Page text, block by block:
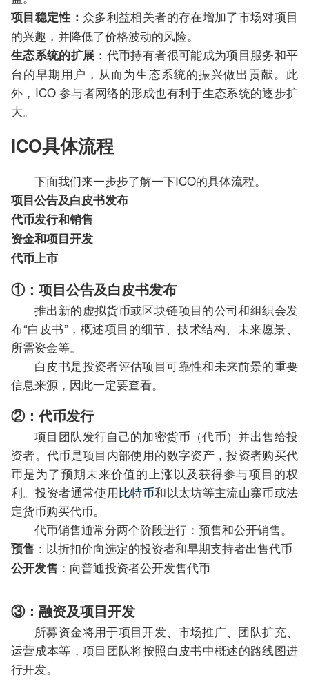
项目稳定性：众多利益相关者的存在增加了市场对项目
的兴趣，并降低了价格波动的风险。
生态系统的扩展 ：代币持有者很可能成为项目服务和平
台的早期用户，从而为生态系统的振兴做出贡献。此
外，ICO 参与者网络的形成也有利于生态系统的逐步扩
大。
ICO具体流程
下面我们来一步步了解一下ICO的具体流程。
项目公告及白皮书发布
代币发行和销售
资金和项目开发
代币上市
①：项目公告及白皮书发布
推出新的虚拟货币或区块链项目的公司和组织会发
布“白皮书”，概述项目的细节、技术结构、未来愿景、
所需资金等。
白皮书是投资者评估项目可靠性和未来前景的重要
信息来源，因此一定要查看。
②：代币发行
项目团队发行自己的加密货币（代币）并出售给投
资者。代币是项目内部使用的数字资产，投资者购买代
币是为了预期未来价值的上涨以及获得参与项目的权
利。投资者通常使用比特币和以太坊等主流山寨币或法
定货币购买代币。
代币销售通常分两个阶段进行：预售和公开销售。
预售 ：以折扣价向选定的投资者和早期支持者出售代币
公开发售 ：向普通投资者公开发售代币
③：融资及项目开发
所募资金将用于项目开发、市场推广、团队扩充、
运营成本等，项目团队将按照白皮书中概述的路线图进
行开发。